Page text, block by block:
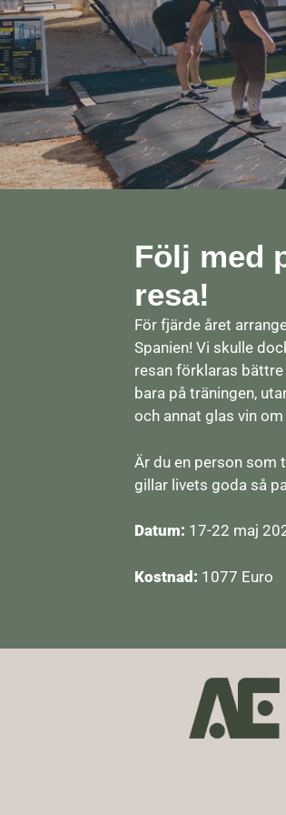
Följ med
resa!
För fjärde året
Spanien! Vi skulle
resan förklaras
bara på träningen,
och annat glas vin om
Är du en person som
gillar livets goda så
Datum: 17-22 maj
Kostnad: 1077 Euro